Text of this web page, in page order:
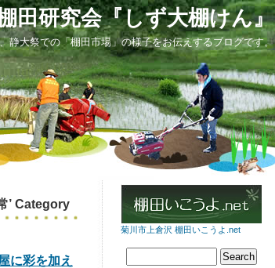
田研究会『しず大棚けん』
静大祭での「棚田市場」の様子をお伝えするブログです。
’ Category
に彩を加え
菊川市上倉沢 棚田いこうよ.net